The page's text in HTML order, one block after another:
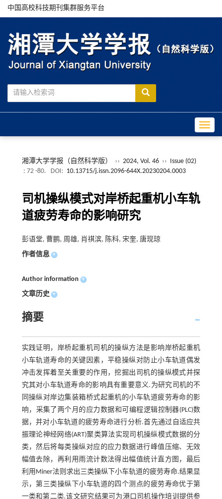
中国高校科技期刊集群服务平台
湘潭大学学报（自然科学版） ›› 2024, Vol. 46 ›› Issue (02)
: 72 -80.
DOI: 10.13715/j.issn.2096-644X.20230204.0003
司机操纵模式对岸桥起重机小车轨
道疲劳寿命的影响研究
彭语堂, 曹鹏, 周雄, 肖祺滨, 陈科, 宋奎, 唐现琼
作者信息 +
Author information +
文章历史 +
摘要
实践证明，岸桥起重机司机的操纵方法是影响岸桥起重机
小车轨道寿命的关键因素，平稳操纵对防止小车轨道偶发
冲击发挥着至关重要的作用，挖掘出司机的操纵模式并探
究其对小车轨道寿命的影响具有重要意义.为研究司机的不
同操纵对岸边集装箱桥式起重机的小车轨道疲劳寿命的影
响，采集了两个月的应力数据和可编程逻辑控制器(PLC)数
据，并对小车轨道的疲劳寿命进行分析.首先通过自适应共
振理论神经网络(ART)聚类算法实现司机操纵模式数据的分
类，然后将每类操纵对应的应力数据进行峰值压缩、无效
幅值去除，再利用雨流计数法得出幅值统计直方图，最后
利用Miner法则求出三类操纵下小车轨道的疲劳寿命.结果显
示，第三类操纵下小车轨道的四个测点的疲劳寿命优于第
一类和第二类.该文研究结果可为港口司机操作培训提供参